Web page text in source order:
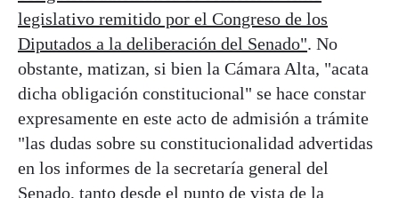
legislativo remitido por el Congreso de los
Diputados a la deliberación del Senado". No
obstante, matizan, si bien la Cámara Alta, "acata
dicha obligación constitucional" se hace constar
expresamente en este acto de admisión a trámite
"las dudas sobre su constitucionalidad advertidas
en los informes de la secretaría general del
Senado, tanto desde el punto de vista de la